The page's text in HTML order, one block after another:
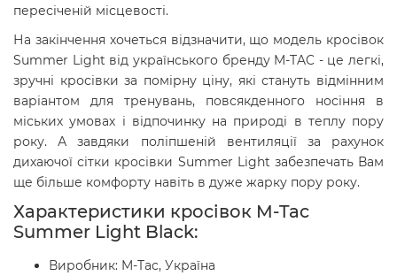
пересіченій місцевості.
На закінчення хочеться відзначити, що модель кросівок
Summer Light від українського бренду M-TAC - це легкі,
зручні кросівки за помірну ціну, які стануть відмінним
варіантом для тренувань, повсякденного носіння в
міських умовах і відпочинку на природі в теплу пору
року. А завдяки поліпшеній вентиляції за рахунок
дихаючої сітки кросівки Summer Light забезпечать Вам
ще більше комфорту навіть в дуже жарку пору року.
Характеристики кросівок M-Tac
Summer Light Black:
Виробник: M-Tac, Україна